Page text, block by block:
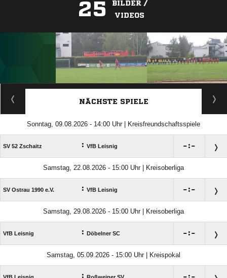
25
BILDER /
VIDEOS
ANZEIGE
NÄCHSTE SPIELE
Sonntag, 09.08.2026 - 14:00 Uhr | Kreisfreundschaftsspiele
SV 52 Zschaitz : VfB Leisnig :
Samstag, 22.08.2026 - 15:00 Uhr | Kreisoberliga
SV Ostrau 1990 e.V. : VfB Leisnig :
Samstag, 29.08.2026 - 15:00 Uhr | Kreisoberliga
VfB Leisnig : Döbelner SC :
Samstag, 05.09.2026 - 15:00 Uhr | Kreispokal
: